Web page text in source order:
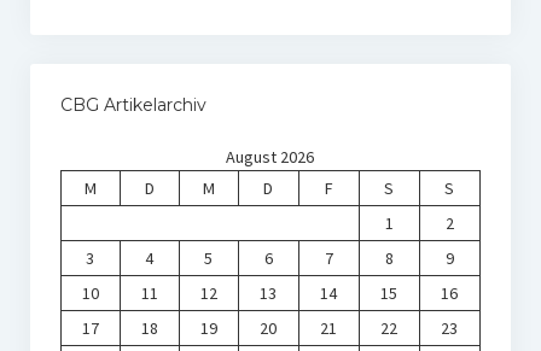
CBG Artikelarchiv
August 2026
M
D M D F S
S
1
2
3
4 5 6 7 8
9
10
11 12 13 14 15
16
17
18 19 20 21 22
23